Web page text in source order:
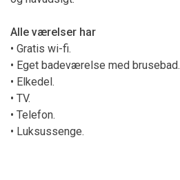
Alle værelser har
• Gratis wi-fi.
• Eget badeværelse med brusebad.
• Elkedel.
• TV.
• Telefon.
• Luksussenge.